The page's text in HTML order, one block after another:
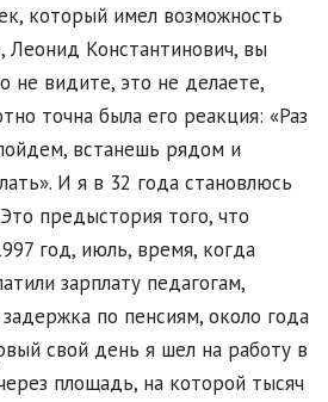
который имел возможность
Леонид Константинович, вы
не видите, это не делаете,
точна была его реакция: «Раз
встанешь рядом и
И я в 32 года становлюсь
предыстория того, что
год, июль, время, когда
зарплату педагогам,
по пенсиям, около года
свой день я шел на работу в
площадь, на которой тысяч